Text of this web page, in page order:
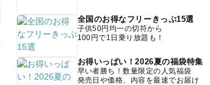
全国のお得なフリーきっぷ15選
子供50円均一の切符から
100円で1日乗り放題も！
お得いっぱい！2026夏の福袋特集
早い者勝ち！数量限定の人気福袋
発売日や価格、内容を最速でお届け